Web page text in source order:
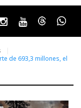
Instagram
YoutubeThreads
de 693,3 millones, el